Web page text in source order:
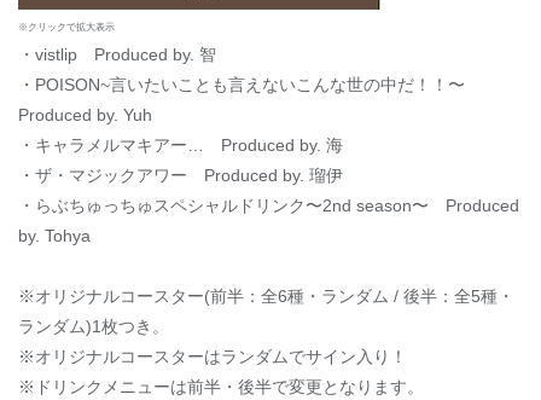
※クリックで拡大表示
・vistlip Produced by. 智
・POISON~言いたいことも言えないこんな世の中だ！！〜
Produced by. Yuh
・キャラメルマキアー… Produced by. 海
・ザ・マジックアワー Produced by. 瑠伊
・らぶちゅっちゅスペシャルドリンク〜2nd season〜 Produced
by. Tohya
※オリジナルコースター(前半：全6種・ランダム / 後半：全5種・
ランダム)1枚つき。
※オリジナルコースターはランダムでサイン入り！
※ドリンクメニューは前半・後半で変更となります。